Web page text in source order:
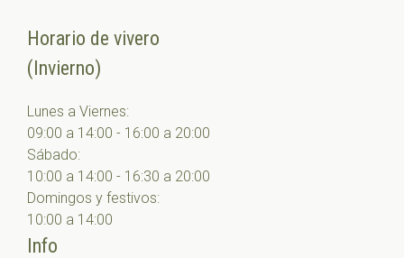
Horario de vivero
(Invierno)
Lunes a Viernes:
09:00 a 14:00 - 16:00 a 20:00
Sábado:
10:00 a 14:00 - 16:30 a 20:00
Domingos y festivos:
10:00 a 14:00
Info